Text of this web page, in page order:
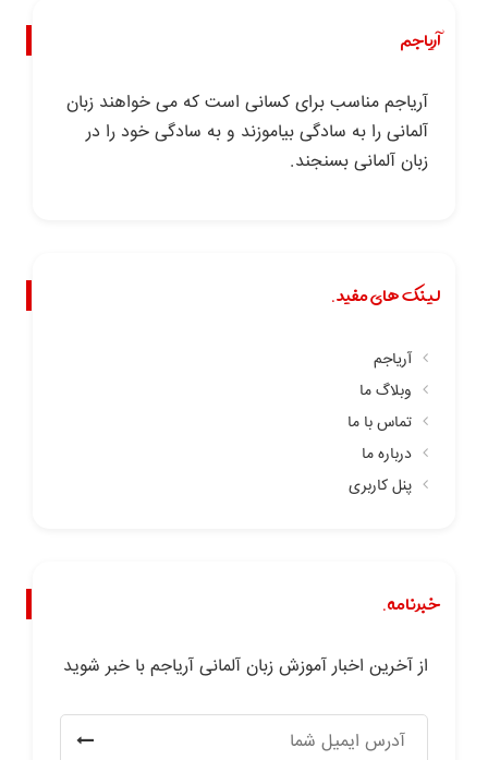
آریاجم
آریاجم مناسب برای کسانی است که می خواهند زبان
آلمانی را به سادگی بیاموزند و به سادگی خود را در
زبان آلمانی بسنجند.
لینک های مفید.
آریاجم
وبلاگ ما
تماس با ما
درباره ما
پنل کاربری
خبرنامه.
از آخرین اخبار آموزش زبان آلمانی آریاجم با خبر شوید